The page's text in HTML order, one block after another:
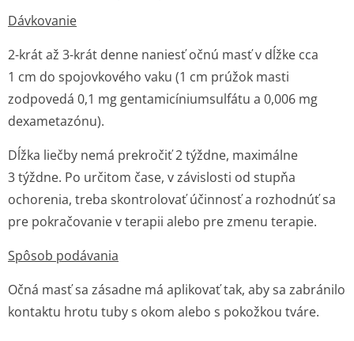
Dávkovanie
2-krát až 3-krát denne naniesť očnú masť v dĺžke cca
1 cm do spojovkového vaku (1 cm prúžok masti
zodpovedá 0,1 mg gentamicínium­sulfátu a 0,006 mg
dexametazónu).
Dĺžka liečby nemá prekročiť 2 týždne, maximálne
3 týždne. Po určitom čase, v závislosti od stupňa
ochorenia, treba skontrolovať účinnosť a rozhodnúť sa
pre pokračovanie v terapii alebo pre zmenu terapie.
Spôsob podávania
Očná masť sa zásadne má aplikovať tak, aby sa zabránilo
kontaktu hrotu tuby s okom alebo s pokožkou tváre.